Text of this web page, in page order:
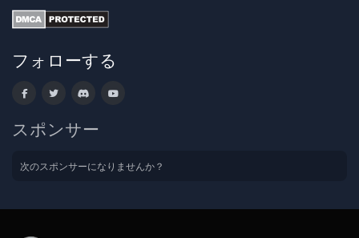
フォローする
スポンサー
次のスポンサーになりませんか？